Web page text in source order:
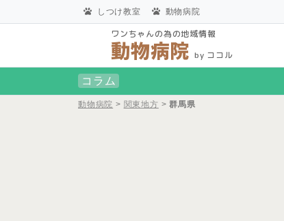
しつけ教室 動物病院
ワンちゃんの為の地域情報
動物病院 by ココル
コラム
動物病院 > 関東地方 >群馬県